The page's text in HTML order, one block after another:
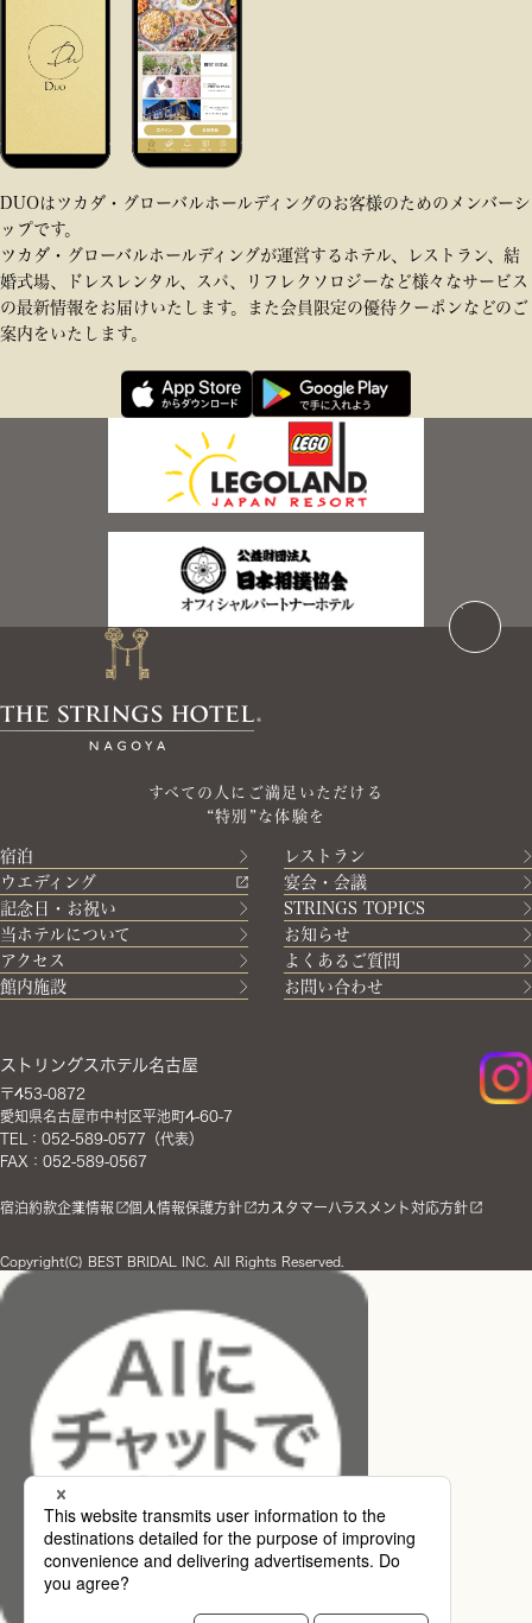
DUOはツカダ・グローバルホールディングのお客様のためのメンバーシ
ップです。
ツカダ・グローバルホールディングが運営するホテル、レストラン、結
婚式場、ドレスレンタル、スパ、リフレクソロジーなど様々なサービス
の最新情報をお届けいたします。また会員限定の優待クーポンなどのご
案内をいたします。
すべての人にご満足いただける
“特別”な体験を
宿泊
レストラン
ウエディング
宴会・会議
記念日・お祝い
STRINGS TOPICS
当ホテルについて
お知らせ
アクセス
よくあるご質問
館内施設
お問い合わせ
ストリングスホテル名古屋
〒453-0872
愛知県名古屋市中村区平池町4-60-7
TEL：052-589-0577（代表）
FAX：052-589-0567
宿泊約款企業情報 個人情報保護方針 カスタマーハラスメント対応方針
Copyright(C) BEST BRIDAL INC. All Rights Reserved.